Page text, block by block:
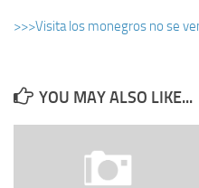
>>>Visita los monegros no se
YOU MAY ALSO LIKE...